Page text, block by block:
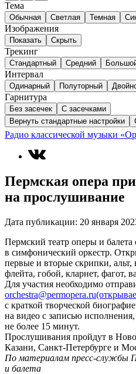
Тема
Обычная Светлая Темная
Изображения
Показать Скрыть
Трекинг
Стандартный Средний
Интервал
Одинарный Полуторный
Гарнитура
Без засечек
С засечками
Вернуть стандартные настройки
Радио классической музыки
Пермская опера
на прослушивание
Дата публикации: 20 января
Пермский театр оперы и
в симфонический оркестр.
первые и вторые скрипки, альт,
флейта, гобой, кларнет, фагот,
Для участия необходимо
orchestra@permopera.ru
с краткой творческой
на видео с записью
не более 15 минут.
Прослушивания пройдут в
Казани, Санкт-Петербурге и
По материалам пресс-службы
и балета